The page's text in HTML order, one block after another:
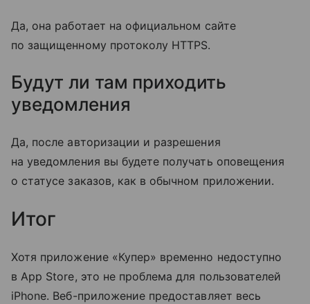
Да, она работает на официальном сайте
по защищенному протоколу HTTPS.
Будут ли там приходить
уведомления
Да, после авторизации и разрешения
на уведомления вы будете получать оповещения
о статусе заказов, как в обычном приложении.
Итог
Хотя приложение «Купер» временно недоступно
в App Store, это не проблема для пользователей
iPhone. Веб-приложение предоставляет весь